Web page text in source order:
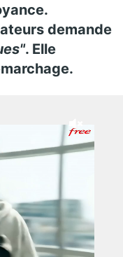
demande
. Elle